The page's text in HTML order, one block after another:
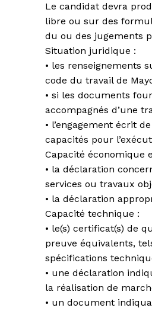
Le candidat devra
libre ou sur des
du ou des jugements
Situation juridique :
• les renseignements
code du travail de
• si les documents
accompagnés d’une
• l’engagement écrit
capacités pour
Capacité économique
• la déclaration
services ou travaux
• la déclaration
Capacité technique :
• le(s) certificat(s) de
preuve équivalents,
spécifications
• une déclaration
la réalisation de
• un document